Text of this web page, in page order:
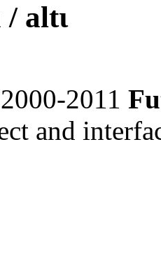
altι
2011
and